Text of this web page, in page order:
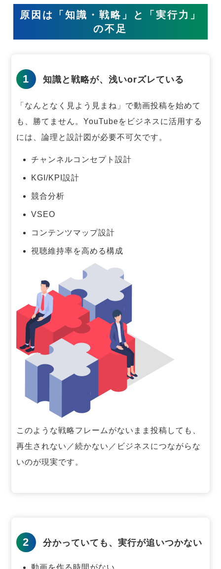
原因は「知識・戦略」と「実行力」
の不足
1 知識と戦略が、浅いorズレている
「なんとなく見よう見まね」で動画投稿を始めて
も、勝てません。 YouTubeをビジネスに活用する
には、論理と設計図が必要不可欠です。
チャンネルコンセプト設計
KGI/KPI設計
競合分析
VSEO
コンテンツマップ設計
視聴維持率を高める構成
このような戦略フレームがないまま投稿しても、
再生されない／続かない／ビジネスにつながらな
いのが現実です。
2 分かっていても、実行が追いつかない